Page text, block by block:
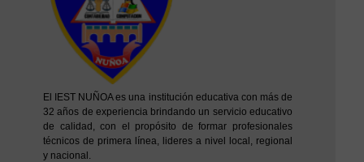
El IEST NUÑOA es una institución educativa con más de
32 años de experiencia brindando un servicio educativo
de calidad, con el propósito de formar profesionales
técnicos de primera línea, lideres a nivel local, regional
y nacional.